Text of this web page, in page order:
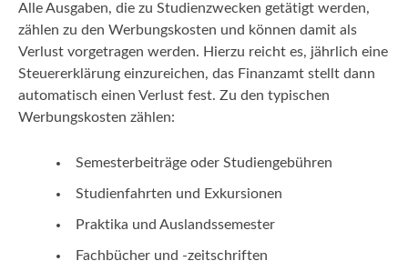
Alle Ausgaben, die zu Studienzwecken getätigt werden,
zählen zu den Werbungskosten und können damit als
Verlust vorgetragen werden. Hierzu reicht es, jährlich eine
Steuererklärung einzureichen, das Finanzamt stellt dann
automatisch einen Verlust fest. Zu den typischen
Werbungskosten zählen:
Semesterbeiträge oder Studiengebühren
Studienfahrten und Exkursionen
Praktika und Auslandssemester
Fachbücher und -zeitschriften